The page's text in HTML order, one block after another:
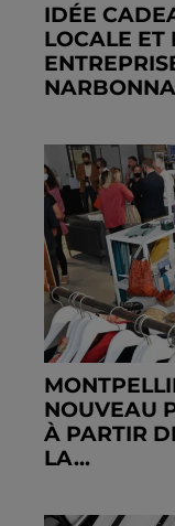
IDÉE
LOCALE ET
NOUVEAU
À PARTIR
LA...